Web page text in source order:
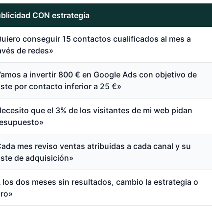
CON estrategia
conseguir 15 contactos cualificados al mes a
de redes»
a invertir 800 € en Google Ads con objetivo de
por contacto inferior a 25 €»
que el 3% de los visitantes de mi web pidan
mes reviso ventas atribuidas a cada canal y su
de adquisición»
los dos meses sin resultados, cambio la estrategia o